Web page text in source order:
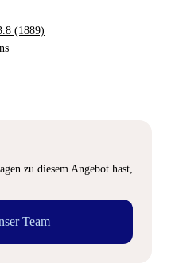
(1889)
zu diesem Angebot hast,
Team